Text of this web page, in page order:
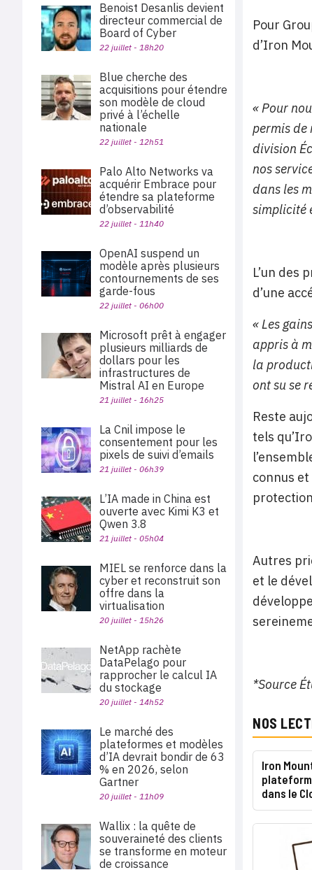
Pour
d’Iron
« Pour
permis de
division
nos
dans les
simplicité
L’un des
d’une
«Les
appris à
la
ont su se
Reste
tels
connus
Autres
et le
*Source
NOS
Iron
dans le
Benoist Desanlis devient
directeur commercial de
Board of Cyber
22 juillet - 18h20
Blue cherche des
acquisitions pour étendre
son modèle de cloud
privé à l’échelle
nationale
22 juillet - 12h51
Palo Alto Networks va
acquérir Embrace pour
étendre sa plateforme
d’observabilité
22 juillet - 11h40
OpenAI suspend un
modèle après plusieurs
contournements de ses
garde-fous
22 juillet - 06h00
Microsoft prêt à engager
plusieurs milliards de
dollars pour les
infrastructures de
Mistral AI en Europe
21 juillet - 16h25
La Cnil impose le
consentement pour les
pixels de suivi d’emails
21 juillet - 06h39
L’IA made in China est
ouverte avec Kimi K3 et
Qwen 3.8
21 juillet - 05h04
MIEL se renforce dans la
cyber et reconstruit son
offre dans la
virtualisation
20 juillet - 15h26
NetApp rachète
DataPelago pour
rapprocher le calcul IA
du stockage
20 juillet - 14h52
Le marché des
plateformes et modèles
d’IA devrait bondir de 63
% en 2026, selon
Gartner
20 juillet - 11h09
Wallix : la quête de
souveraineté des clients
se transforme en moteur
de croissance